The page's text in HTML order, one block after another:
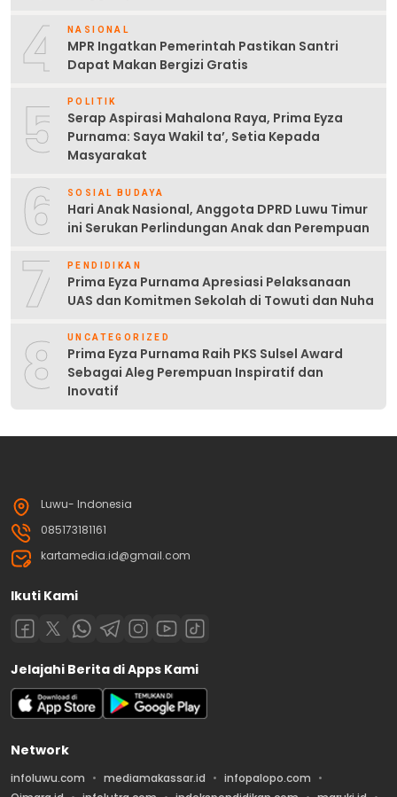
4 NASIONAL
MPR Ingatkan Pemerintah Pastikan Santri
Dapat Makan Bergizi Gratis
5 POLITIK
Serap Aspirasi Mahalona Raya, Prima Eyza
Purnama: Saya Wakil ta’, Setia Kepada
Masyarakat
6 SOSIAL BUDAYA
Hari Anak Nasional, Anggota DPRD Luwu Timur
ini Serukan Perlindungan Anak dan Perempuan
7 PENDIDIKAN
Prima Eyza Purnama Apresiasi Pelaksanaan
UAS dan Komitmen Sekolah di Towuti dan Nuha
8 UNCATEGORIZED
Prima Eyza Purnama Raih PKS Sulsel Award
Sebagai Aleg Perempuan Inspiratif dan
Inovatif
Luwu- Indonesia
085173181161
kartamedia.id@gmail.com
Ikuti Kami
Jelajahi Berita di Apps Kami
Network
infoluwu.com mediamakassar.id
infopalopo.com